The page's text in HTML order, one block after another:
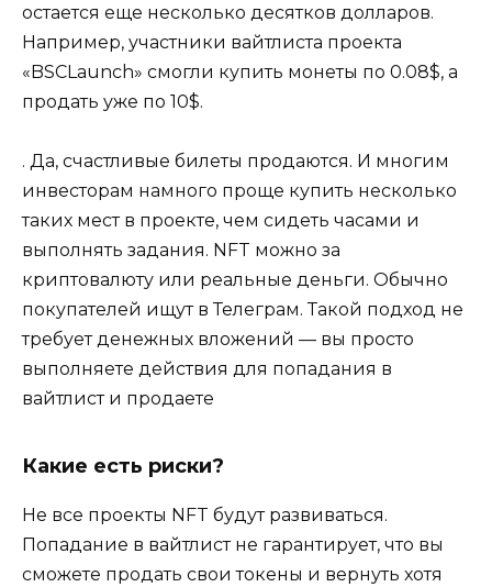
остается еще несколько десятков долларов.
Например, участники вайтлиста проекта
«BSCLaunch» смогли купить монеты по 0.08$, а
продать уже по 10$.
. Да, счастливые билеты продаются. И многим
инвесторам намного проще купить несколько
таких мест в проекте, чем сидеть часами и
выполнять задания. NFT можно за
криптовалюту или реальные деньги. Обычно
покупателей ищут в Телеграм. Такой подход не
требует денежных вложений — вы просто
выполняете действия для попадания в
вайтлист и продаете
Какие есть риски?
Не все проекты NFT будут развиваться.
Попадание в вайтлист не гарантирует, что вы
сможете продать свои токены и вернуть хотя